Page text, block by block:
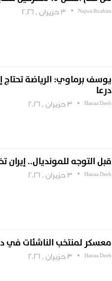
Najwa Ibrahim 3 حزيران , 2026
يوسف برماوي: الرياضة
درعا
Hanaa Deeb 3 حزيران , 2026
قبل التوجه للمونديال..
Hanaa Deeb 3 حزيران , 2026
معسكر لمنتخب الناشئات في
Hanaa Deeb 3 حزيران , 2026